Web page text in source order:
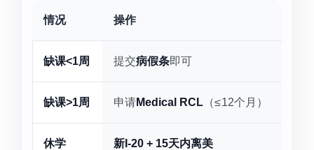
情况 操作
缺课<1周 提交病假条即可
缺课>1周 申请Medical RCL （≤12个月）
休学 新I-20 + 15天内离美